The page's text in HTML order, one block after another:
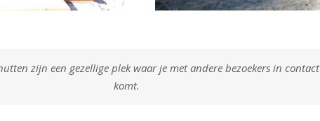
zijn een gezellige plek waar je met andere bezoekers in contact
komt.